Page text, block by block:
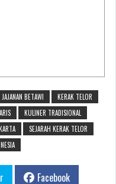
JAJANAN BETAWI
KERAK TELOR
KULINER TRADISIONAL
SEJARAH KERAK TELOR
Facebook